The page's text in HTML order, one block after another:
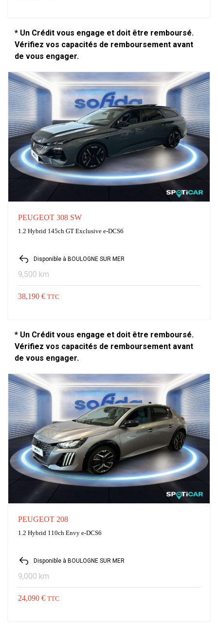
* Un Crédit vous engage et doit être remboursé.
Vérifiez vos capacités de remboursement avant
de vous engager.
PEUGEOT 308 SW
1.2 Hybrid 145ch GT Exclusive e-DCS6
Disponible à BOULOGNE SUR MER
9,500 km
38,190 € TTC
* Un Crédit vous engage et doit être remboursé.
Vérifiez vos capacités de remboursement avant
de vous engager.
PEUGEOT 208
1.2 Hybrid 110ch Envy e-DCS6
Disponible à BOULOGNE SUR MER
9,000 km
24,090 € TTC